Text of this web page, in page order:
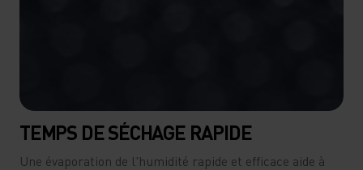
TEMPS DE SÉCHAGE RAPIDE
Une évaporation de l'humidité rapide et efficace aide à